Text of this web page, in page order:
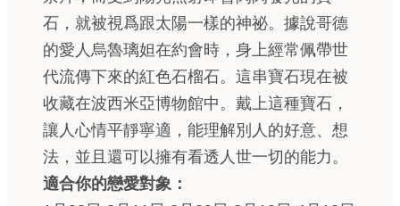
石，就被視爲跟太陽一樣的神祕。據說哥德
的愛人烏魯璃妲在約會時，身上經常佩帶世
代流傳下來的紅色石榴石。這串寶石現在被
收藏在波西米亞博物館中。戴上這種寶石，
讓人心情平靜寧適，能理解別人的好意、想
法，並且還可以擁有看透人世一切的能力。
適合你的戀愛對象：